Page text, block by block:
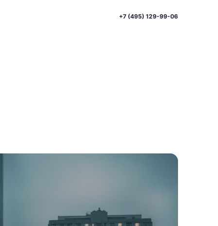
+7 (495) 129-99-06